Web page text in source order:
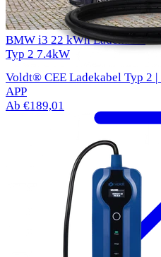
BMW i3 22 kWh Ladekabel
Typ 2 7.4kW
Voldt® CEE Ladekabel Typ 2
APP
Ab €189,01